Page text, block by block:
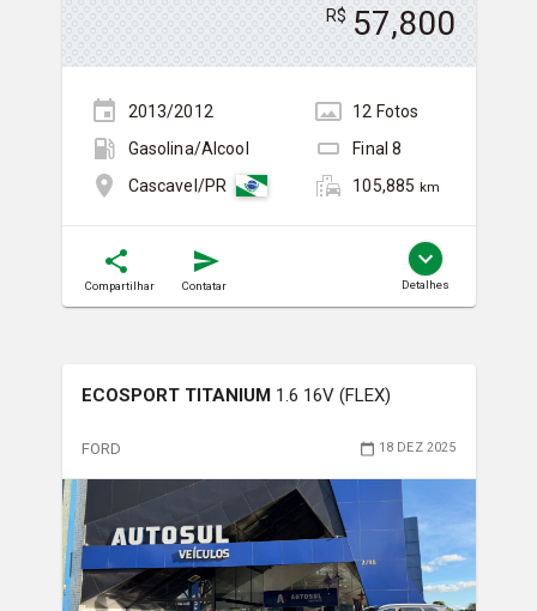
R$ 57,800
2013/2012 12 Fotos
Gasolina/Álcool
Final8
Cascavel/PR
105,885 km
Compartilhar Contatar Detalhes
ECOSPORT TITANIUM 1.6 16V (FLEX)
FORD 18 DEZ 2025